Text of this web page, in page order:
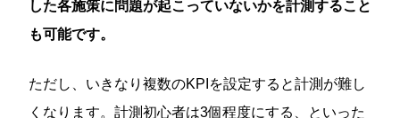
した各施策に問題が起こっていないかを計測すること
も可能です。
ただし、いきなり複数のKPIを設定すると計測が難し
くなります。計測初心者は3個程度にする、といった